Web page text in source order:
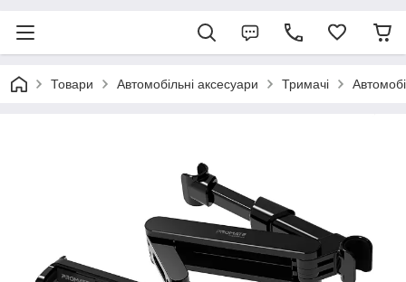
Товари Автомобільні аксесуари Тримачі